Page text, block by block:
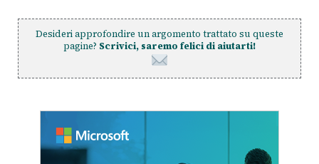
Desideri approfondire un argomento trattato su queste
pagine? Scrivici, saremo felici di aiutarti!